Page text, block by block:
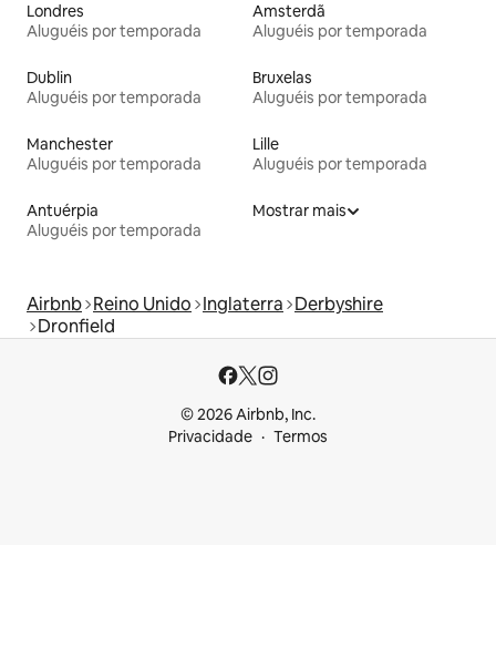
Londres
Aluguéis por temporada
Amsterdã
Aluguéis por temporada
Dublin
Aluguéis por temporada
Bruxelas
Aluguéis por temporada
Manchester
Aluguéis por temporada
Lille
Aluguéis por temporada
Antuérpia
Aluguéis por temporada
Mostrar mais
Airbnb Reino Unido Inglaterra Derbyshire
Dronfield
© 2026 Airbnb, Inc.
Privacidade
Termos